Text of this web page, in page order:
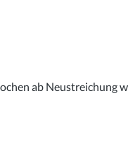
ab Neustreichung